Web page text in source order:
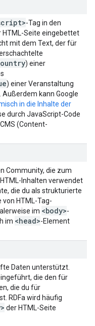
-Tag in den
HTML-Seite eingebettet
mit dem Text, der für
) einer
) einer Veranstaltung
kann Google
in die Inhalte der
durch JavaScript-Code
(Content-
Community, die zum
Inhalten verwendet
die du als strukturierte
HTML-Tag-
im <body>-
im <head>-Element
Daten unterstützt.
die den für
die du für
RDFa wird häufig
der HTML-Seite